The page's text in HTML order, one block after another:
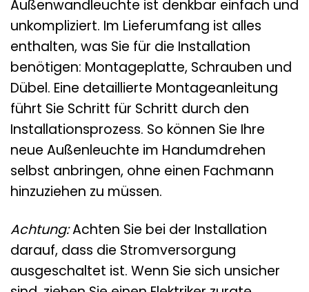
Außenwandleuchte ist denkbar einfach und
unkompliziert. Im Lieferumfang ist alles
enthalten, was Sie für die Installation
benötigen: Montageplatte, Schrauben und
Dübel. Eine detaillierte Montageanleitung
führt Sie Schritt für Schritt durch den
Installationsprozess. So können Sie Ihre
neue Außenleuchte im Handumdrehen
selbst anbringen, ohne einen Fachmann
hinzuziehen zu müssen.
Achtung:Achten Sie bei der Installation
darauf, dass die Stromversorgung
ausgeschaltet ist. Wenn Sie sich unsicher